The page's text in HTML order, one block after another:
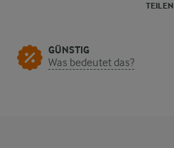
TEILEN
GÜNSTIG
Was bedeutet das?